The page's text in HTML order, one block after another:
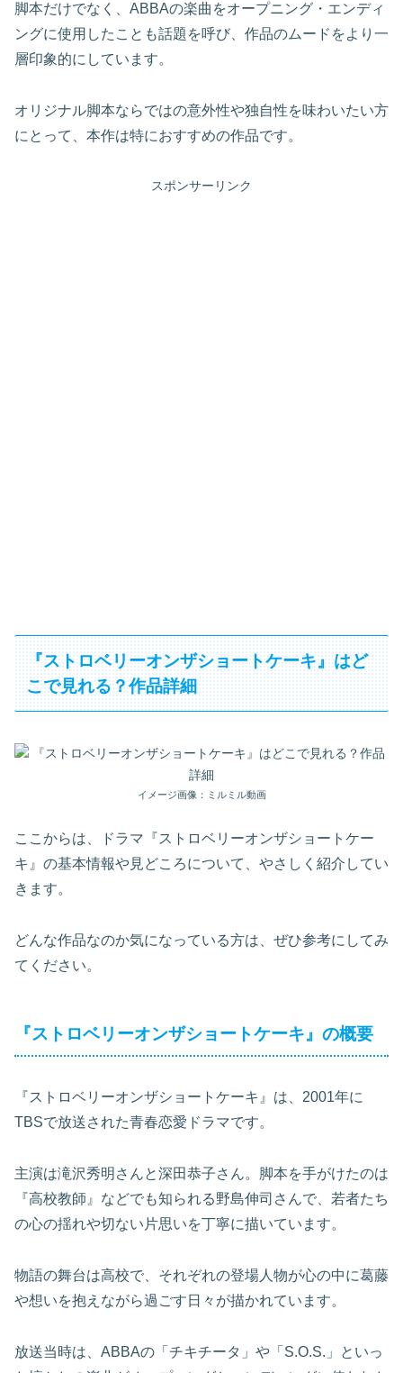
脚本だけでなく、ABBAの楽曲をオープニング・エンディ
ングに使用したことも話題を呼び、作品のムードをより一
層印象的にしています。
オリジナル脚本ならではの意外性や独自性を味わいたい方
にとって、本作は特におすすめの作品です。
スポンサーリンク
『ストロベリーオンザショートケーキ』はど
こで見れる？作品詳細
イメージ画像：ミルミル動画
ここからは、ドラマ『ストロベリーオンザショートケー
キ』の基本情報や見どころについて、やさしく紹介してい
きます。
どんな作品なのか気になっている方は、ぜひ参考にしてみ
てください。
『ストロベリーオンザショートケーキ』の概要
『ストロベリーオンザショートケーキ』は、2001年に
TBSで放送された青春恋愛ドラマです。
主演は滝沢秀明さんと深田恭子さん。脚本を手がけたのは
『高校教師』などでも知られる野島伸司さんで、若者たち
の心の揺れや切ない片思いを丁寧に描いています。
物語の舞台は高校で、それぞれの登場人物が心の中に葛藤
や想いを抱えながら過ごす日々が描かれています。
放送当時は、ABBAの「チキチータ」や「S.O.S.」といっ